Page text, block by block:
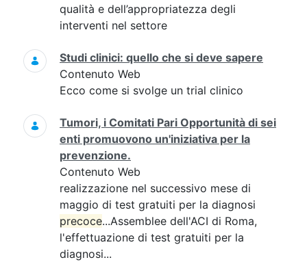
qualità e dell’appropriatezza degli
interventi nel settore
Studi clinici: quello che si deve sapere
Contenuto Web
Ecco come si svolge un trial clinico
Tumori, i Comitati Pari Opportunità di sei
enti promuovono un'iniziativa per la
prevenzione.
Contenuto Web
realizzazione nel successivo mese di
maggio di test gratuiti per la diagnosi
precoce...Assemblee dell'ACI di Roma,
l'effettuazione di test gratuiti per la
diagnosi...